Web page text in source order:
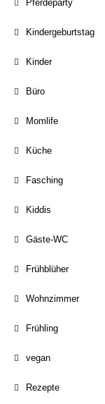
Pferdeparty
Kindergeburtstag
Kinder
Büro
Momlife
Küche
Fasching
Kiddis
Gäste-WC
Frühblüher
Wohnzimmer
Frühling
vegan
Rezepte